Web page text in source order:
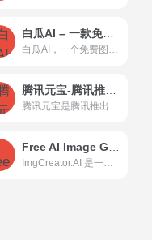
白瓜AI – 一款免费的AI图文创作工具
白瓜AI，一个免费图文AI创作工具，支持 AI 仿写，图文生成，敏感词检测，图片去水印等等。
腾讯元宝-腾讯推出的一款多功能AI助手
腾讯元宝是腾讯推出的一款多功能AI助手，旨在通过人工智能技术...
Free AI Image Generator To Create AI Art 基于人工智能技术的图像生成工具
ImgCreator.AI 是一款人工智能图像生成工具。它可以获取文本描述并将其转换为图像。ImgCreator.ai 最适合创建插图、动画和概念设计图像。Generate best AI Anime, AI Art or AI Images with our free and easy to use AI Image Generator - No need to do complicated prompts anymore.